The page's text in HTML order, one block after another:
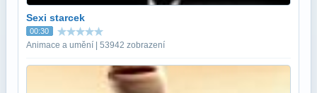
Sexi starcek
00:30
Animace a umění | 53942 zobrazení